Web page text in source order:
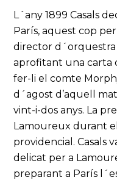
L´any 1899 Casals
París, aquest cop
director
aprofitant una carta
fer-li el comte
d´agost d’aquell
vint-i-dos anys. La
Lamoureux durant
providencial. Casals
delicat per a
preparant a París